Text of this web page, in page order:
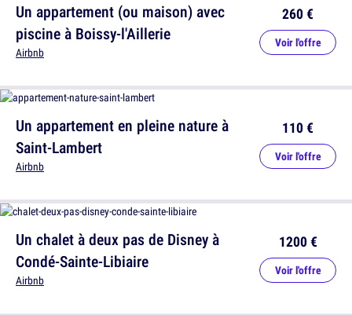
Un appartement (ou maison) avec
piscine à Boissy-l'Aillerie
Airbnb
260 €
Voir l'offre
Un chalet à deux pas de Disney à
Condé-Sainte-Libiaire
Airbnb
1200 €
Voir l'offre
Un appartement en pleine nature à
Saint-Lambert
Airbnb
110 €
Voir l'offre